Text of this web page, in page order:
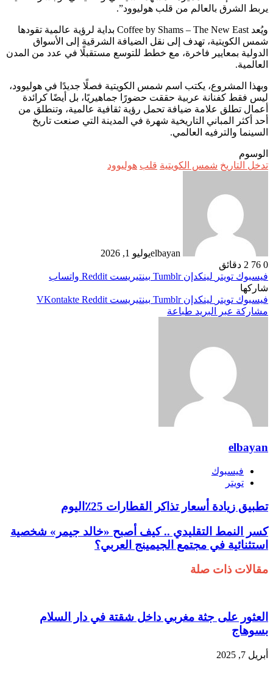
يربط الشرق بالعالم من قلب هوليوود”.
ويُعد Coffee by Shams – The New East بداية لرؤية عالمية تقودها
شمس الكويتية، تهدف إلى نقل الضيافة الشرقية إلى الأسواق
الدولية بمعايير فاخرة، مع خطط للتوسع مستقبلًا في عدد من المدن
العالمية.
وبهذا المشروع، يكتب اسم شمس الكويتية فصلًا جديدًا في هوليوود،
ليس فقط كفنانة عربية حققت حضورًا جماهيريًا، بل أيضًا كرائدة
أعمال تطلق علامة ضيافة تحمل رؤية ثقافية عالمية، وتنطلق من
أحد أكثر المباني التاريخية شهرة في المدينة التي صنعت تاريخ
السينما والترفيه العالمي.
الوسوم
تدخل التاريخ شمس الكويتية قلب هوليوود
elbayanيوليو 1, 2026
0
2 دقائق
فيسبوك تويتر لينكدإن بينتيريست
واتساب
شاركها
فيسبوك تويتر لينكدإن بينتيريست
مشاركة عبر البريد طباعة
elbayan
فيسبوك
تويتر
تطبيق زيادة أسعار تذاكر القطارات 25٪اليوم
كسر النمط التقليدي .. كيف أصبح «خالد جيمر» شخصية
استثنائية في مجتمع الجيمينج العربي؟
مقالات ذات صلة
العثور على جثة مغربي داخل شقتة في دار السلام
بسوهاج
أبريل 7, 2025